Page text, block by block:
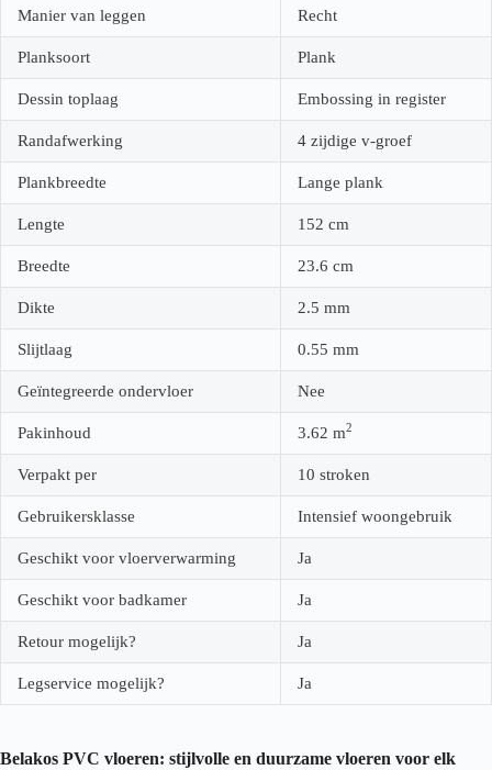
Manier van leggen Recht
Planksoort Plank
Dessin toplaag Embossing in register
Randafwerking 4 zijdige v-groef
Plankbreedte Lange plank
Lengte 152 cm
Breedte 23.6 cm
Dikte 2.5 mm
Slijtlaag 0.55 mm
Geïntegreerde ondervloer Nee
Pakinhoud 3.62 m2
Verpakt per 10 stroken
Gebruikersklasse Intensief woongebruik
Geschikt voor vloerverwarming Ja
Geschikt voor badkamer Ja
Retour mogelijk? Ja
Legservice mogelijk? Ja
Belakos PVC vloeren: stijlvolle en duurzame vloeren voor elk